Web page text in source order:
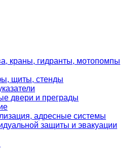
краны, гидранты, мотопомпы
щиты, стенды
двери и преграды
адресные системы
защиты и эвакуации